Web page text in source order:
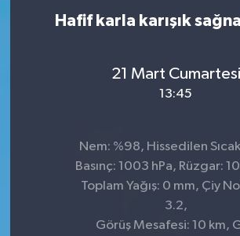
Hafif karla karışık
21 Mart Cumartesi
13:45
Nem: %98, Hissedilen
Basınç: 1003 hPa, Rüzgar:
Toplam Yağış: 0 mm, Çiy
3.2,
Görüş Mesafesi: 10 km,